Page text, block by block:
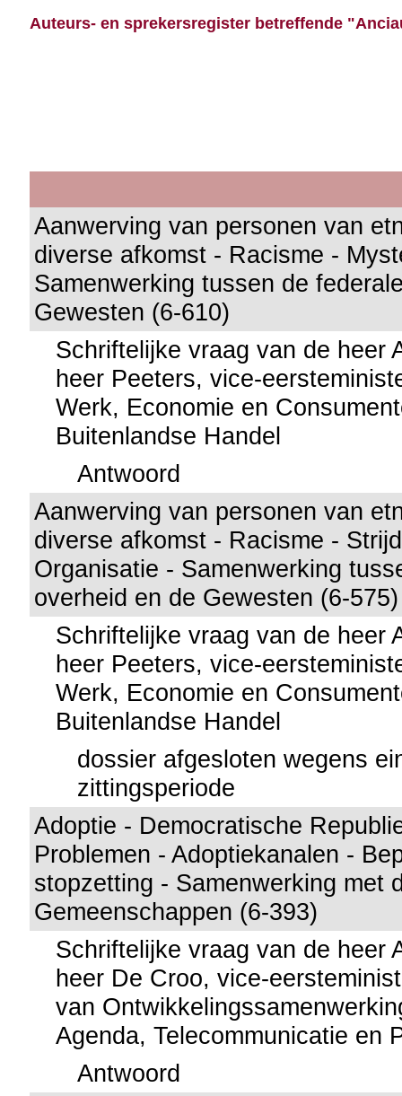
Auteurs- en sprekersregister betreffende
Aanwerving van personen van
diverse afkomst - Racisme -
Samenwerking tussen de
Gewesten (6-610)
Schriftelijke vraag van de heer
heer Peeters, vice-
Werk, Economie en
Buitenlandse Handel
Antwoord
Aanwerving van personen van
diverse afkomst - Racisme -
Organisatie - Samenwerking
overheid en de Gewesten (6-575)
Schriftelijke vraag van de heer
heer Peeters, vice-
Werk, Economie en
Buitenlandse Handel
dossier afgesloten wegens
zittingsperiode
Adoptie - Democratische
Problemen - Adoptiekanalen -
stopzetting - Samenwerking met
Gemeenschappen (6-393)
Schriftelijke vraag van de heer
heer De Croo, vice-
van
Agenda, Telecommunicatie en
Antwoord